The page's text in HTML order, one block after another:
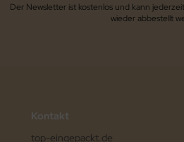
Der Newsletter ist kostenlos und kann
wieder abbestellt
Kontakt
top-eingepackt.de